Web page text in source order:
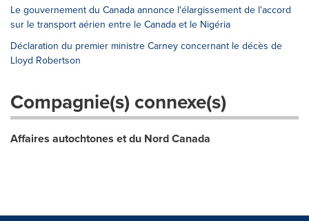
Le gouvernement du Canada annonce l'élargissement de l'accord
sur le transport aérien entre le Canada et le Nigéria
Déclaration du premier ministre Carney concernant le décès de
Lloyd Robertson
Compagnie(s) connexe(s)
Affaires autochtones et du Nord Canada